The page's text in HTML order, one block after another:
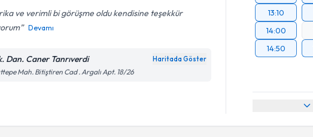
ve verimli bi görüşme oldu kendisine teşekkür
Devamı
Dan. Caner Tanrıverdi Haritada Göster
Mah. Bitiştiren Cad . Argalı Apt. 18/26
13:10
14:00
14:50